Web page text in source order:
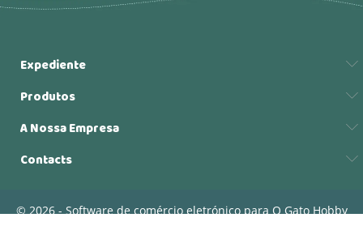
Expediente
Produtos
A Nossa Empresa
Contacts
© 2026 - Software de comércio eletrónico para O Gato Hobby